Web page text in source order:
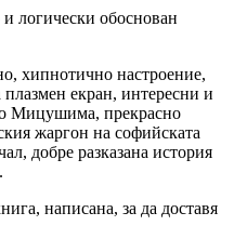
логически обоснован
хипнотично настроение,
екран, интересни и
Мицушима, прекрасно
жаргон на софийската
добре разказана история
написана, за да доставя